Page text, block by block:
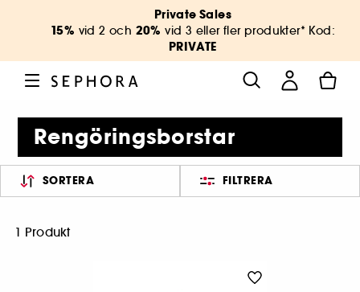
Private Sales
15% vid 2 och 20% vid 3 eller fler produkter* Kod:
PRIVATE
Rengöringsborstar
SORTERA FILTRERA
1 Produkt